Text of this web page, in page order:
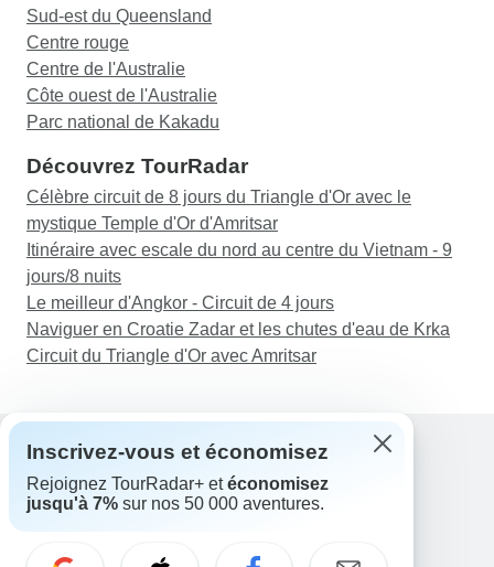
Sud-est du Queensland
Centre rouge
Centre de l'Australie
Côte ouest de l'Australie
Parc national de Kakadu
Découvrez TourRadar
Célèbre circuit de 8 jours du Triangle d'Or avec le
mystique Temple d'Or d'Amritsar
Itinéraire avec escale du nord au centre du Vietnam - 9
jours/8 nuits
Le meilleur d'Angkor - Circuit de 4 jours
Naviguer en Croatie Zadar et les chutes d'eau de Krka
Circuit du Triangle d'Or avec Amritsar
Assistance
Contactez-nous
E-mail: support@tourradar.com
Inscrivez-vous et économisez
Rejoignez TourRadar+ etéconomisez
jusqu'à 7% sur nos 50 000 aventures.